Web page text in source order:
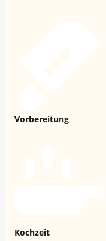
Vorbereitung
Kochzeit